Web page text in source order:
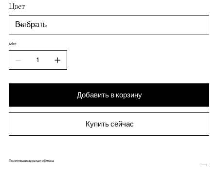
Цвет
Adet
Добавить в корзину
Купить сейчас
Политика возврата и обмена